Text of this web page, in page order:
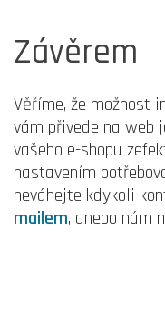
Závěrem
Věříme, že možnost
vám přivede na web
vašeho e-shopu
nastavením
neváhejte kdykoli
mailem, anebo nám